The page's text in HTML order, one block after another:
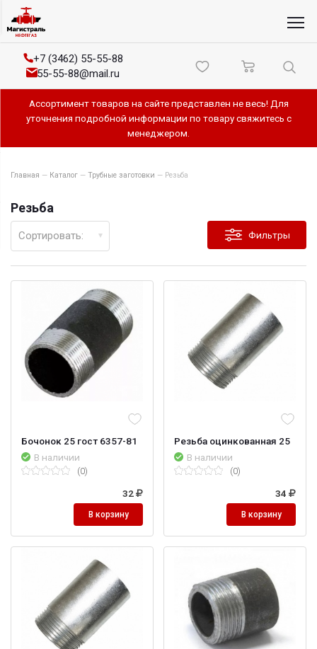
+7 (3462) 55-55-88
55-55-88@mail.ru
Ассортимент товаров на сайте представлен не весь! Для
уточнения подробной информации по товару свяжитесь с
менеджером.
Главная — Каталог — Трубные заготовки — Резьба
Резьба
Фильтры
Сортировать:
Бочонок 25 гост 6357-81
В наличии
(0)
32
В корзину
Резьба оцинкованная 25
В наличии
(0)
34
В корзину